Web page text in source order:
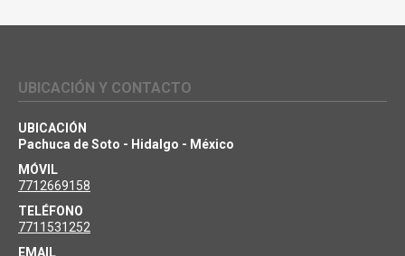
UBICACIÓN Y CONTACTO
UBICACIÓN
Pachuca de Soto - Hidalgo - México
MÓVIL
7712669158
TELÉFONO
7711531252
EMAIL